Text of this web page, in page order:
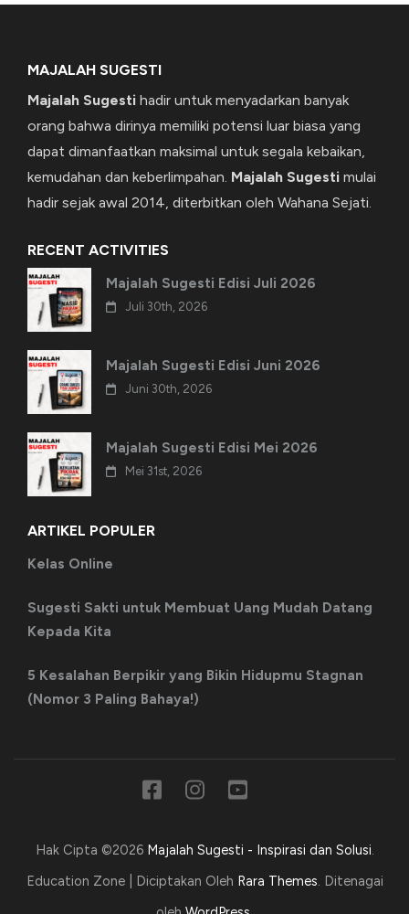
MAJALAH SUGESTI
Majalah Sugesti hadir untuk menyadarkan banyak
orang bahwa dirinya memiliki potensi luar biasa yang
dapat dimanfaatkan maksimal untuk segala kebaikan,
kemudahan dan keberlimpahan. Majalah Sugesti mulai
hadir sejak awal 2014, diterbitkan oleh Wahana Sejati.
RECENT ACTIVITIES
Majalah Sugesti Edisi Juli 2026
Juli 30th, 2026
Majalah Sugesti Edisi Juni 2026
Juni 30th, 2026
Majalah Sugesti Edisi Mei 2026
Mei 31st, 2026
ARTIKEL POPULER
Kelas Online
Sugesti Sakti untuk Membuat Uang Mudah Datang
Kepada Kita
5 Kesalahan Berpikir yang Bikin Hidupmu Stagnan
(Nomor 3 Paling Bahaya!)
Hak Cipta ©2026 Majalah Sugesti - Inspirasi dan Solusi.
Education Zone | Diciptakan Oleh Rara Themes. Ditenagai